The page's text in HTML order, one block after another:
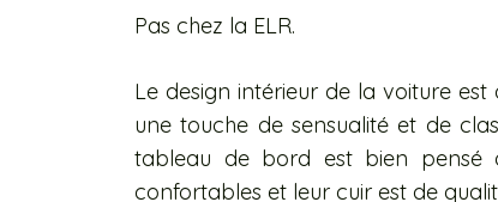
Pas chez la ELR.
Le design intérieur de la voiture
une touche de sensualité et de
tableau de bord est bien pensé
confortables et leur cuir est de